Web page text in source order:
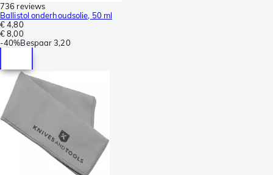
736 reviews
Ballistol onderhoudsolie, 50 ml
€ 4,80
€ 8,00
-40%Bespaar 3,20